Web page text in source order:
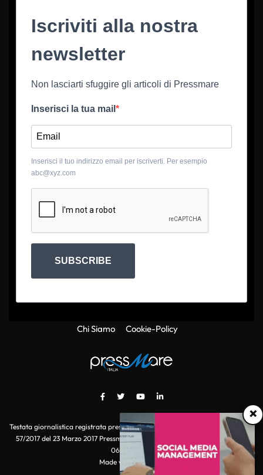
×
Iscriviti alla nostra
newsletter
Non lasciarti sfuggire gli articoli di Pressmare
Inserisci la tua mail
Inserisci il tuo indirizzo email per iscriverti. Per esempio
abc@xyz.com
SUBSCRIBE
Chi Siamo Cookie-Policy
Testata giornalistica registrata presso il Tribunale di Roma con autorizzazione
57/2017 del 23 Marzo 2017 Pressmare.it è un marchio di S.P.E.N. Srl - P.IVA
06511641000
Made with
by POI